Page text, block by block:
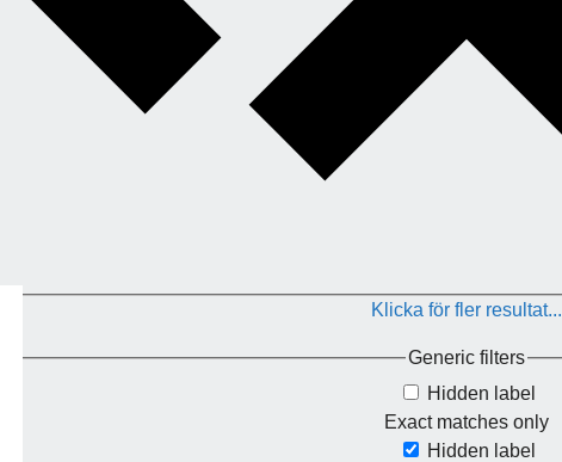
Klicka för fler resultat...
Generic filters
Hidden label
Exact matches only
Hidden label